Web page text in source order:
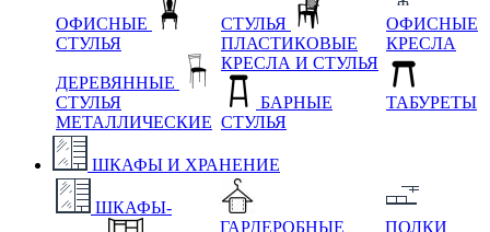
ОФИСНЫЕ
СТУЛЬЯ
ДЕРЕВЯННЫЕ
СТУЛЬЯ
МЕТАЛЛИЧЕСКИЕ
СТУЛЬЯ
ПЛАСТИКОВЫЕ
КРЕСЛА И СТУЛЬЯ
БАРНЫЕ
СТУЛЬЯ
ОФИСНЫЕ
КРЕСЛА
ТАБУРЕТЫ
ШКАФЫ И ХРАНЕНИЕ
ШКАФЫ-
ГАРДЕРОБНЫЕ
ПОЛКИ